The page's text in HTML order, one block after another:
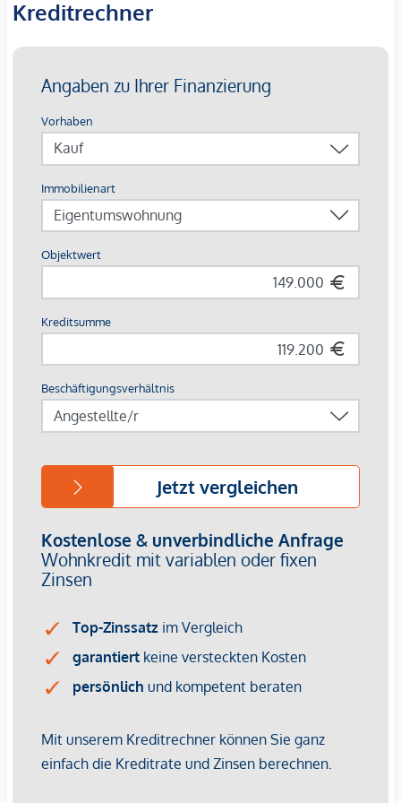
wirtschaftliches Naheverhältnis besteht.
Der Vermittler ist als Doppelmakler tätig.
GmbH zustande. Das Objekt wird von einem externen
Immobilienunternehmen angeboten. Allfällige aus dem
gegenüber dem anbietenden Immobilienunternehmen
geltend zu machen. Wir weisen Sie darauf hin, dass die
unverbindliche Vorabinformationen sind und daher ohne
Gewähr erfolgen. Der Vermittler ist als Doppelmakler tätig.
Kreditrechner